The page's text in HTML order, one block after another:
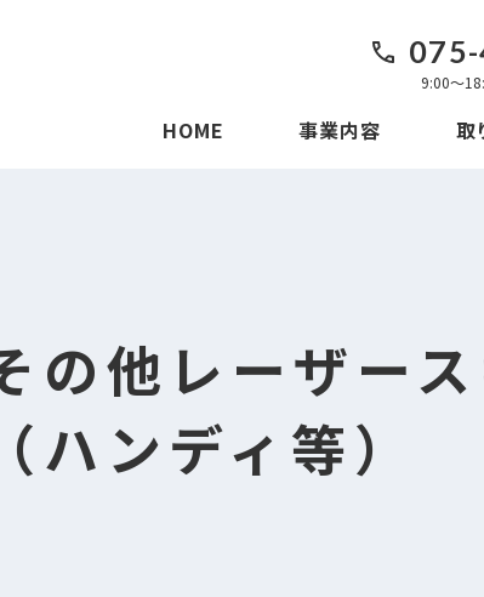
9:00〜
HOME 事業内容 取
の他レーザー
ハンディ等）